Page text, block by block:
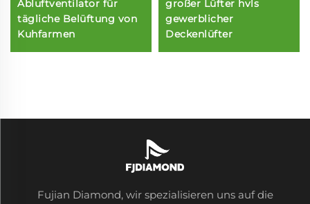
Abluftventilator für
tägliche Belüftung von
Kuhfarmen
großer Lüfter hvls
gewerblicher
Deckenlüfter
Fujian Diamond, wir spezialisieren uns auf die